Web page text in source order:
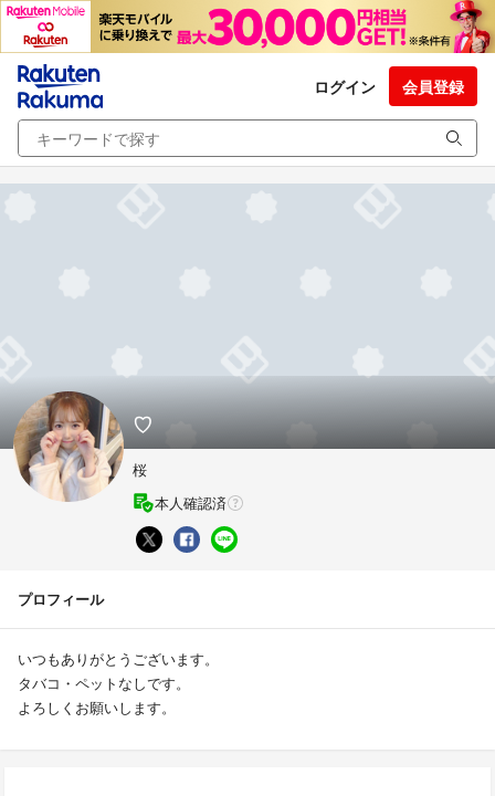
ログイン 会員登録
♡
桜
本人確認済
プロフィール
いつもありがとうございます。
タバコ・ペットなしです。
よろしくお願いします。